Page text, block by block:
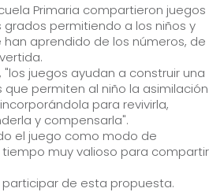
Primaria compartieron juegos
permitiendo a los niños y
han aprendido de los números, de
"los juegos ayudan a construir una
que permiten al niño la asimilación
para revivirla,
y compensarla".
el juego como modo de
muy valioso para compartir
de esta propuesta.